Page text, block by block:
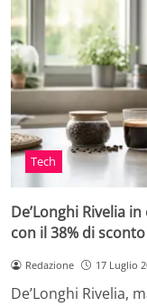
Tech
De’Longhi Rivelia
con il 38% di sconto
Redazione 17 Luglio
De’Longhi Rivelia,